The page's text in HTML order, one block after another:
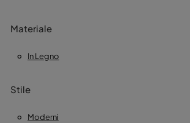
Materiale
In Legno
Stile
Moderni